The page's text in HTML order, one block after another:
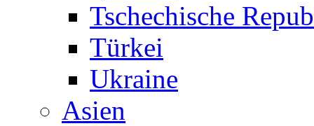
Tschechische
Türkei
Ukraine
Asien